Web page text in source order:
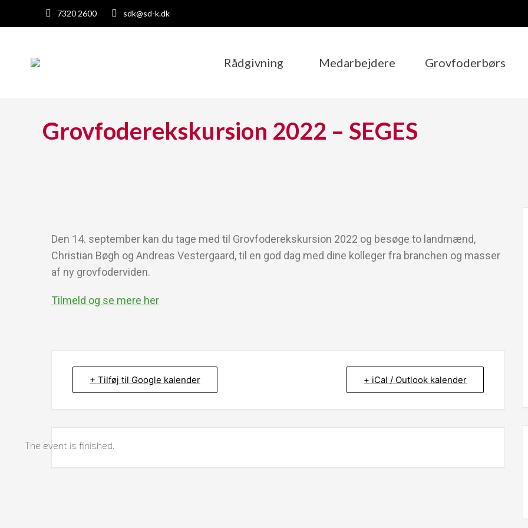
7320 2600 sdk@sd-k.dk
Rådgivning Medarbejdere Grovfoderbørs
Grovfoderekskursion 2022 – SEGES
Den 14. september kan du tage med til Grovfoderekskursion 2022 og besøge to landmænd,
Christian Bøgh og Andreas Vestergaard, til en god dag med dine kolleger fra branchen og masser
af ny grovfoderviden.
Tilmeld og se mere her
+ Tilføj til Google kalender + iCal / Outlook kalender
The event is finished.